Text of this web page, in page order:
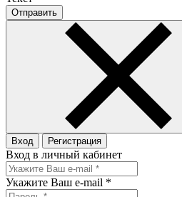
Отправить
Вход Регистрация
Вход в личный кабинет
Укажите Ваш e-mail *